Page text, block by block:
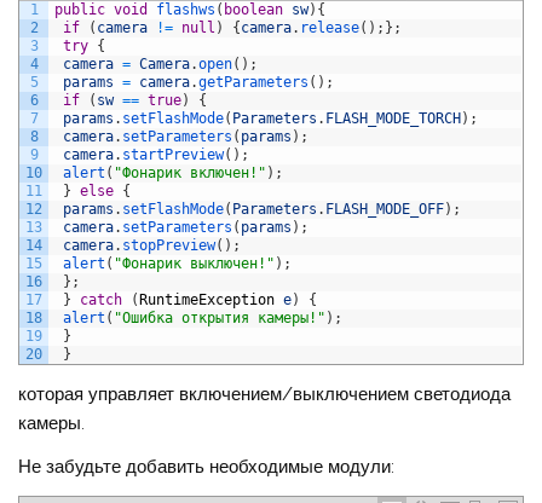
1
2
3
4
5
6
7
8
9
10
11
12
13
14
15
16
17
18
19
20
public void flashws ( boolean sw) {
if
( camera != null ) { camera. release( ) ; } ;
try {
camera = Camera.open( ) ;
params = camera.getParameters ( ) ;
if
( sw == true)
{
params . setFlashMode( Parameters . FLASH_MODE_TORCH ) ;
camera. setParameters ( params ) ;
camera. startPreview( ) ;
alert ( "Фонарик включен!" ) ;
} else {
params . setFlashMode( Parameters . FLASH_MODE_OFF) ;
camera. setParameters ( params ) ;
camera. stopPreview( ) ;
alert ( "Фонарик выключен!" ) ;
} ;
}
catch ( RuntimeException e)
{
alert ( "Ошибка открытия камеры!" ) ;
}
}
которая управляет включением/выключением светодиода
камеры.
Не забудьте добавить необходимые модули: